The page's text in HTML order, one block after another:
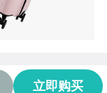
立即购买